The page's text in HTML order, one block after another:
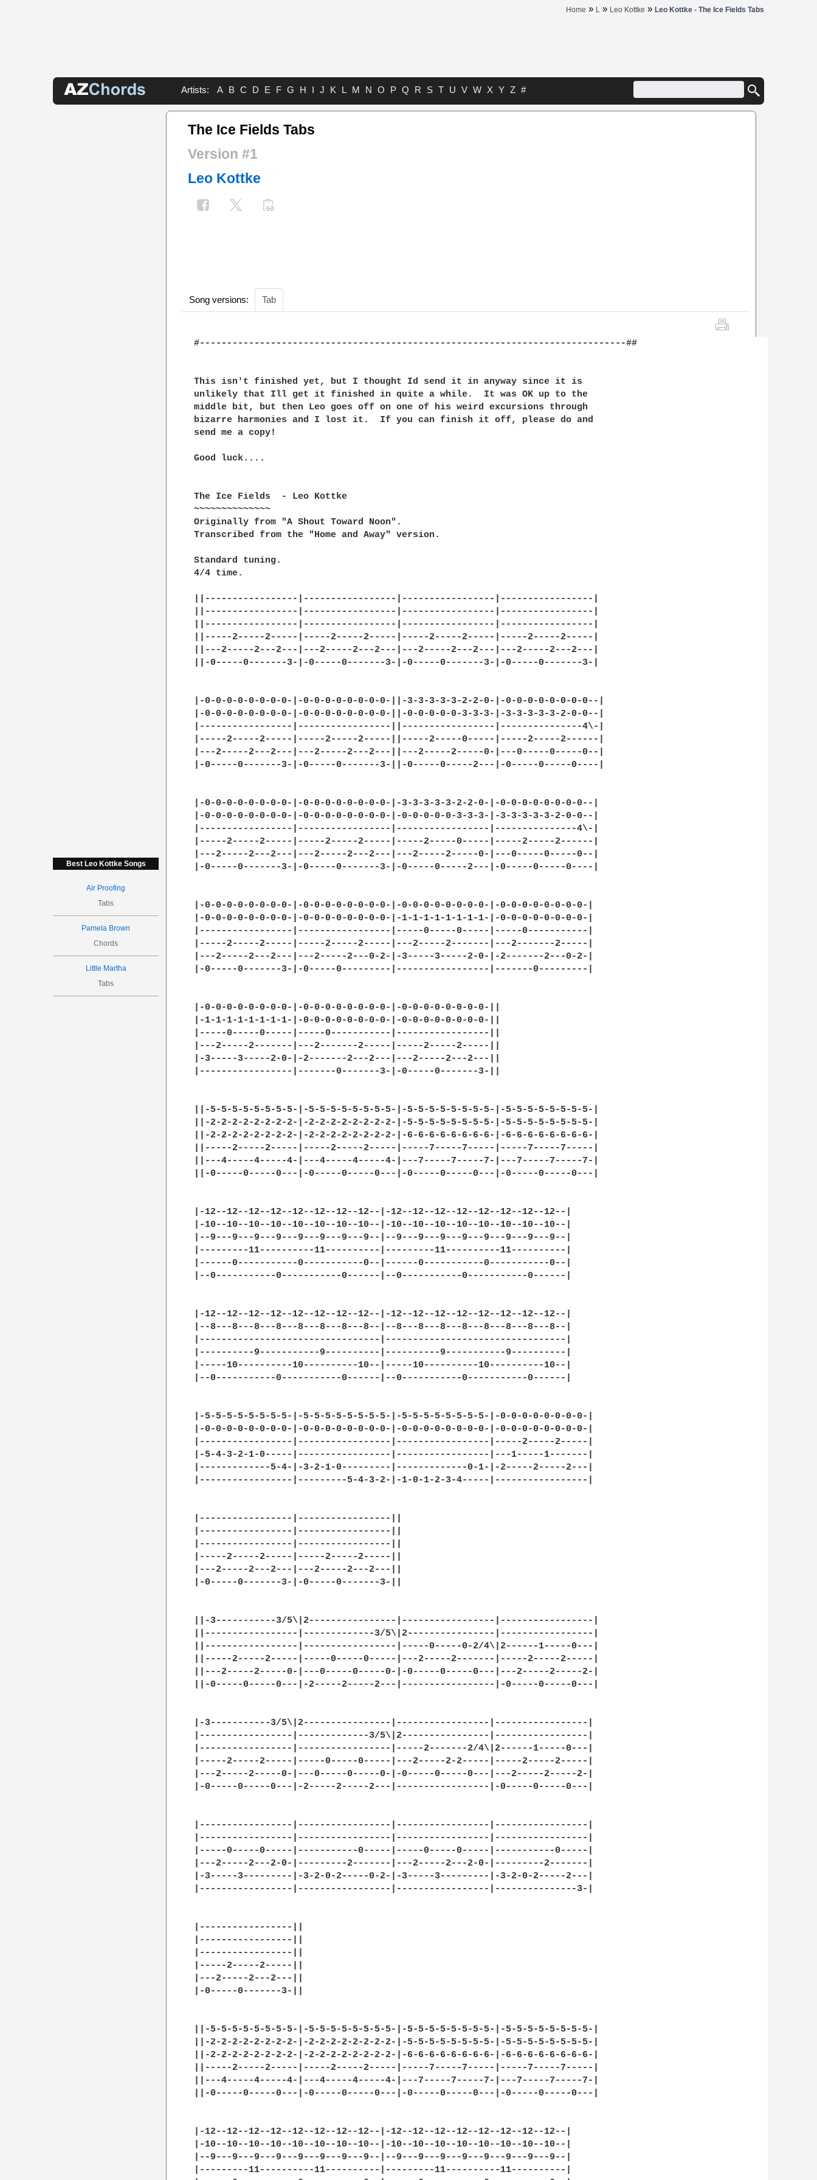
Home » L » Leo Kottke » Leo Kottke - The Ice Fields Tabs
Artists: A B C D E F G H I J K L M N O P Q R S T U V W X Y Z #
Best Leo Kottke Songs
Air Proofing
Tabs
Pamela Brown
Chords
Little Martha
Tabs
The Ice Fields Tabs
Version #1
Leo Kottke
Song versions: Tab
#------------------------------------------------------------------------------##
This isn't finished yet, but I thought Id send it in anyway since it is
unlikely that Ill get it finished in quite a while.  It was OK up to the
middle bit, but then Leo goes off on one of his weird excursions through
bizarre harmonies and I lost it.  If you can finish it off, please do and
send me a copy!
Good luck....
The Ice Fields  - Leo Kottke
~~~~~~~~~~~~~~
Originally from "A Shout Toward Noon".
Transcribed from the "Home and Away" version.
Standard tuning.
4/4 time.
||-----------------|-----------------|-----------------|-----------------|
||-----------------|-----------------|-----------------|-----------------|
||-----------------|-----------------|-----------------|-----------------|
||-----2-----2-----|-----2-----2-----|-----2-----2-----|-----2-----2-----|
||---2-----2---2---|---2-----2---2---|---2-----2---2---|---2-----2---2---|
||-0-----0-------3-|-0-----0-------3-|-0-----0-------3-|-0-----0-------3-|
|-0-0-0-0-0-0-0-0-|-0-0-0-0-0-0-0-0-||-3-3-3-3-3-2-2-0-|-0-0-0-0-0-0-0-0--|
|-0-0-0-0-0-0-0-0-|-0-0-0-0-0-0-0-0-||-0-0-0-0-0-3-3-3-|-3-3-3-3-3-2-0-0--|
|-----------------|-----------------||-----------------|---------------4\-|
|-----2-----2-----|-----2-----2-----||-----2-----0-----|-----2-----2------|
|---2-----2---2---|---2-----2---2---||---2-----2-----0-|---0-----0-----0--|
|-0-----0-------3-|-0-----0-------3-||-0-----0-----2---|-0-----0-----0----|
|-0-0-0-0-0-0-0-0-|-0-0-0-0-0-0-0-0-|-3-3-3-3-3-2-2-0-|-0-0-0-0-0-0-0-0--|
|-0-0-0-0-0-0-0-0-|-0-0-0-0-0-0-0-0-|-0-0-0-0-0-3-3-3-|-3-3-3-3-3-2-0-0--|
|-----------------|-----------------|-----------------|---------------4\-|
|-----2-----2-----|-----2-----2-----|-----2-----0-----|-----2-----2------|
|---2-----2---2---|---2-----2---2---|---2-----2-----0-|---0-----0-----0--|
|-0-----0-------3-|-0-----0-------3-|-0-----0-----2---|-0-----0-----0----|
|-0-0-0-0-0-0-0-0-|-0-0-0-0-0-0-0-0-|-0-0-0-0-0-0-0-0-|-0-0-0-0-0-0-0-0-|
|-0-0-0-0-0-0-0-0-|-0-0-0-0-0-0-0-0-|-1-1-1-1-1-1-1-1-|-0-0-0-0-0-0-0-0-|
|-----------------|-----------------|-----0-----0-----|-----0-----------|
|-----2-----2-----|-----2-----2-----|---2-----2-------|---2-------2-----|
|---2-----2---2---|---2-----2---0-2-|-3-----3-----2-0-|-2-------2---0-2-|
|-0-----0-------3-|-0-----0---------|-----------------|-------0---------|
|-0-0-0-0-0-0-0-0-|-0-0-0-0-0-0-0-0-|-0-0-0-0-0-0-0-0-||
|-1-1-1-1-1-1-1-1-|-0-0-0-0-0-0-0-0-|-0-0-0-0-0-0-0-0-||
|-----0-----0-----|-----0-----------|-----------------||
|---2-----2-------|---2-------2-----|-----2-----2-----||
|-3-----3-----2-0-|-2-------2---2---|---2-----2---2---||
|-----------------|-------0-------3-|-0-----0-------3-||
||-5-5-5-5-5-5-5-5-|-5-5-5-5-5-5-5-5-|-5-5-5-5-5-5-5-5-|-5-5-5-5-5-5-5-5-|
||-2-2-2-2-2-2-2-2-|-2-2-2-2-2-2-2-2-|-5-5-5-5-5-5-5-5-|-5-5-5-5-5-5-5-5-|
||-2-2-2-2-2-2-2-2-|-2-2-2-2-2-2-2-2-|-6-6-6-6-6-6-6-6-|-6-6-6-6-6-6-6-6-|
||-----2-----2-----|-----2-----2-----|-----7-----7-----|-----7-----7-----|
||---4-----4-----4-|---4-----4-----4-|---7-----7-----7-|---7-----7-----7-|
||-0-----0-----0---|-0-----0-----0---|-0-----0-----0---|-0-----0-----0---|
|-12--12--12--12--12--12--12--12--|-12--12--12--12--12--12--12--12--|
|-10--10--10--10--10--10--10--10--|-10--10--10--10--10--10--10--10--|
|--9---9---9---9---9---9---9---9--|--9---9---9---9---9---9---9---9--|
|---------11----------11----------|---------11----------11----------|
|------0-----------0-----------0--|------0-----------0-----------0--|
|--0-----------0-----------0------|--0-----------0-----------0------|
|-12--12--12--12--12--12--12--12--|-12--12--12--12--12--12--12--12--|
|--8---8---8---8---8---8---8---8--|--8---8---8---8---8---8---8---8--|
|---------------------------------|---------------------------------|
|----------9-----------9----------|----------9-----------9----------|
|-----10----------10----------10--|-----10----------10----------10--|
|--0-----------0-----------0------|--0-----------0-----------0------|
|-5-5-5-5-5-5-5-5-|-5-5-5-5-5-5-5-5-|-5-5-5-5-5-5-5-5-|-0-0-0-0-0-0-0-0-|
|-0-0-0-0-0-0-0-0-|-0-0-0-0-0-0-0-0-|-0-0-0-0-0-0-0-0-|-0-0-0-0-0-0-0-0-|
|-----------------|-----------------|-----------------|-----2-----2-----|
|-5-4-3-2-1-0-----|-----------------|-----------------|---1-----1-------|
|-------------5-4-|-3-2-1-0---------|-------------0-1-|-2-----2-----2---|
|-----------------|---------5-4-3-2-|-1-0-1-2-3-4-----|-----------------|
|-----------------|-----------------||
|-----------------|-----------------||
|-----------------|-----------------||
|-----2-----2-----|-----2-----2-----||
|---2-----2---2---|---2-----2---2---||
|-0-----0-------3-|-0-----0-------3-||
||-3-----------3/5\|2----------------|-----------------|-----------------|
||-----------------|-------------3/5\|2----------------|-----------------|
||-----------------|-----------------|-----0-----0-2/4\|2------1-----0---|
||-----2-----2-----|-----0-----0-----|---2-----2-------|-----2-----2-----|
||---2-----2-----0-|---0-----0-----0-|-0-----0-----0---|---2-----2-----2-|
||-0-----0-----0---|-2-----2-----2---|-----------------|-0-----0-----0---|
|-3-----------3/5\|2----------------|-----------------|-----------------|
|-----------------|-------------3/5\|2----------------|-----------------|
|-----------------|-----------------|-----2-------2/4\|2------1-----0---|
|-----2-----2-----|-----0-----0-----|---2-----2-2-----|-----2-----2-----|
|---2-----2-----0-|---0-----0-----0-|-0-----0-----0---|---2-----2-----2-|
|-0-----0-----0---|-2-----2-----2---|-----------------|-0-----0-----0---|
|-----------------|-----------------|-----------------|-----------------|
|-----------------|-----------------|-----------------|-----------------|
|-----0-----0-----|-----------0-----|-----0-----0-----|-----------0-----|
|---2-----2---2-0-|---------2-------|---2-----2---2-0-|---------2-------|
|-3-----3---------|-3-2-0-2-----0-2-|-3-----3---------|-3-2-0-2-----2---|
|-----------------|-----------------|-----------------|---------------3-|
|-----------------||
|-----------------||
|-----------------||
|-----2-----2-----||
|---2-----2---2---||
|-0-----0-------3-||
||-5-5-5-5-5-5-5-5-|-5-5-5-5-5-5-5-5-|-5-5-5-5-5-5-5-5-|-5-5-5-5-5-5-5-5-|
||-2-2-2-2-2-2-2-2-|-2-2-2-2-2-2-2-2-|-5-5-5-5-5-5-5-5-|-5-5-5-5-5-5-5-5-|
||-2-2-2-2-2-2-2-2-|-2-2-2-2-2-2-2-2-|-6-6-6-6-6-6-6-6-|-6-6-6-6-6-6-6-6-|
||-----2-----2-----|-----2-----2-----|-----7-----7-----|-----7-----7-----|
||---4-----4-----4-|---4-----4-----4-|---7-----7-----7-|---7-----7-----7-|
||-0-----0-----0---|-0-----0-----0---|-0-----0-----0---|-0-----0-----0---|
|-12--12--12--12--12--12--12--12--|-12--12--12--12--12--12--12--12--|
|-10--10--10--10--10--10--10--10--|-10--10--10--10--10--10--10--10--|
|--9---9---9---9---9---9---9---9--|--9---9---9---9---9---9---9---9--|
|---------11----------11----------|---------11----------11----------|